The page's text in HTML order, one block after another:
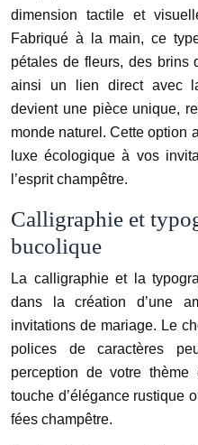
dimension tactile et
Fabriqué à la main, ce
pétales de fleurs, des brins
ainsi un lien direct avec
devient une pièce unique,
monde naturel. Cette option
luxe écologique à vos
l’esprit champêtre.
Calligraphie et
bucolique
La calligraphie et la
dans la création d’une
invitations de mariage. Le
polices de caractères
perception de votre thème
touche d’élégance rustique
fées champêtre.